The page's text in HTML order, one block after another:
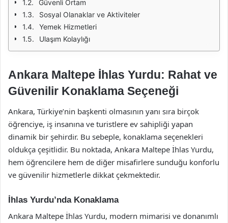
Güvenli Ortam
Sosyal Olanaklar ve Aktiviteler
Yemek Hizmetleri
Ulaşım Kolaylığı
Ankara Maltepe İhlas Yurdu: Rahat ve
Güvenilir Konaklama Seçeneği
Ankara, Türkiye’nin başkenti olmasının yanı sıra birçok
öğrenciye, iş insanına ve turistlere ev sahipliği yapan
dinamik bir şehirdir. Bu sebeple, konaklama seçenekleri
oldukça çeşitlidir. Bu noktada, Ankara Maltepe İhlas Yurdu,
hem öğrencilere hem de diğer misafirlere sunduğu konforlu
ve güvenilir hizmetlerle dikkat çekmektedir.
İhlas Yurdu’nda Konaklama
Ankara Maltepe İhlas Yurdu, modern mimarisi ve donanımlı